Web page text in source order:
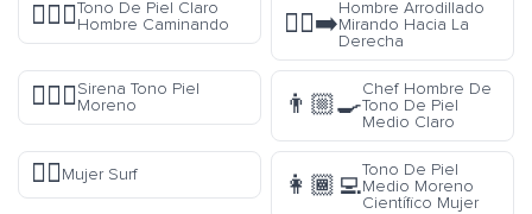
🚶🏼‍♂️Tono De Piel Claro
Hombre Caminando
🧎‍♂️‍➡️
Hombre Arrodillado
Mirando Hacia La
Derecha
🧜🏿‍♀️Sirena Tono Piel
Moreno
👨🏼‍🍳
Chef Hombre De
Tono De Piel
Medio Claro
🏄‍♀️Mujer Surf 👩🏾‍💻
Tono De Piel
Medio Moreno
Científico Mujer